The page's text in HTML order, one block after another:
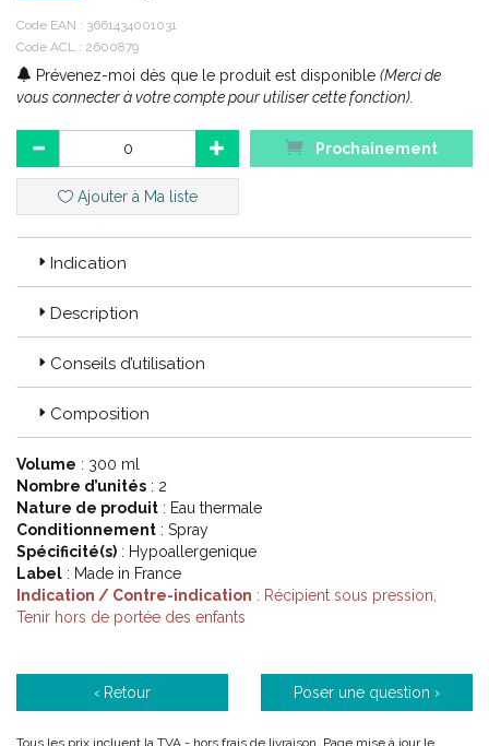
Code EAN : 3661434001031
Code EAN : 3661434001031
Code ACL : 2600879
Prévenez-moi dès que le produit est disponible (Merci de
vous connecter à votre compte pour utiliser cette fonction).
Prochainement
Ajouter à Ma liste
Indication
Description
Conseils d’utilisation
Composition
Volume : 300 ml
Nombre d’unités : 2
Nature de produit : Eau thermale
Conditionnement : Spray
Spécificité(s) : Hypoallergenique
Label : Made in France
Indication / Contre-indication : Récipient sous pression,
Tenir hors de portée des enfants
‹ Retour Poser une question ›
Tous les prix incluent la TVA - hors frais de livraison. Page mise à jour le